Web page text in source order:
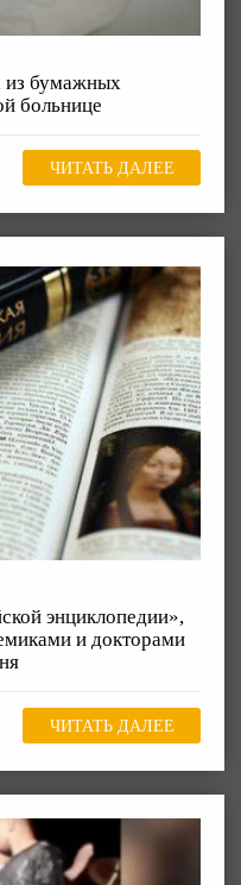
из бумажных
больнице
ЧИТАТЬ ДАЛЕЕ
энциклопедии»,
и докторами
ЧИТАТЬ ДАЛЕЕ